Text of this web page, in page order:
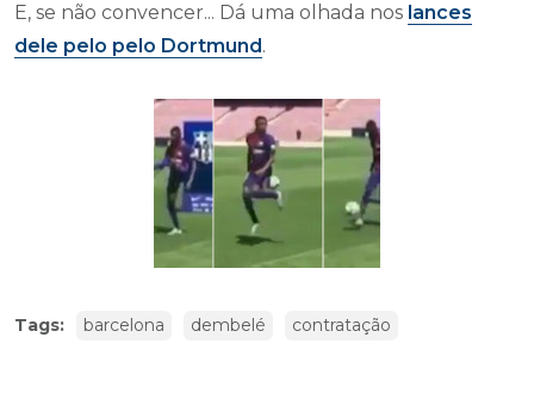
E, se não convencer... Dá uma olhada nos lances
dele pelo pelo Dortmund .
Tags: barcelona dembelé contratação